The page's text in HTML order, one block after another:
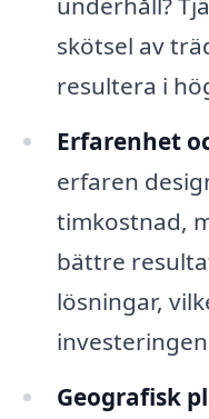
skötsel av
resultera i
Erfarenhet
erfaren
timkostnad,
bättre
lösningar,
Geografisk